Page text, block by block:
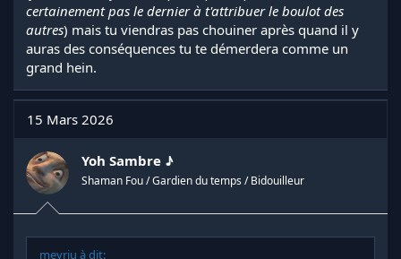
certainement pas le dernier à t'attribuer le boulot des
autres) mais tu viendras pas chouiner après quand il y
auras des conséquences tu te démerdera comme un
grand hein.
15 Mars 2026
Yoh Sambre ♪
Shaman Fou / Gardien du temps / Bidouilleur
meyriu à dit: